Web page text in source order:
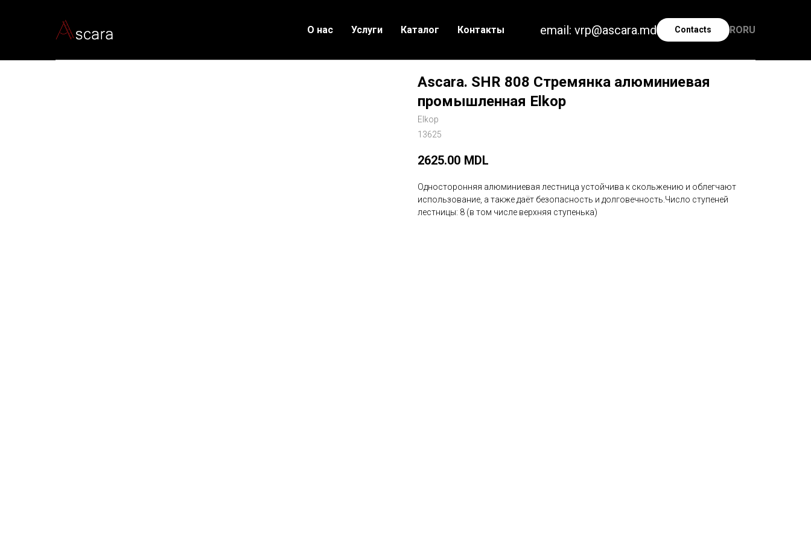
О нас Услуги Каталог Контакты email: vrp@ascara.md Contacts RO RU
Ascara. SHR 808 Стремянка алюминиевая
промышленная Elkop
Elkop
13625
2625.00 MDL
Односторонняя алюминиевая лестница устойчива к скольжению и облегчают
использование, а также даёт безопасность и долговечность.Число ступеней
лестницы: 8 (в том числе верхняя ступенька)